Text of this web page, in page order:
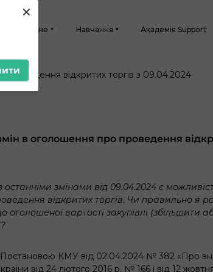
×
Головне Навчання Академія Support
в оголошення про проведення
останніми змінами від 09.04.2024 є
відкритих торгів. Чи правильно я
оголошеної вартості закупівлі (збільшити
Постановою КМУ від 02.04.2024 № 382 «Про
від 24 лютого 2016 р. № 166 і від 12